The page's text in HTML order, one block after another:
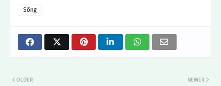
Sống
NEWER
OLDER